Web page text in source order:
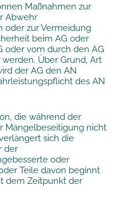
Maßnahmen zur
Abwehr
oder zur Vermeidung
beim AG oder
oder vom durch den AG
Über Grund, Art
der AG den AN
des AN
die während der
Mängelbeseitigung nicht
sich die
der
oder
Teile davon beginnt
dem Zeitpunkt der